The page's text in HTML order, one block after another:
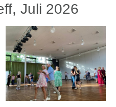
Juli 2026